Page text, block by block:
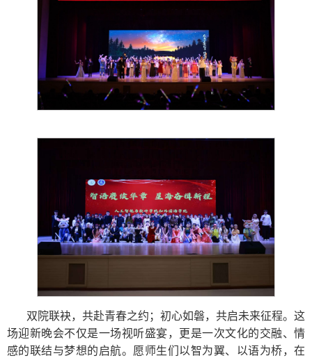
双院联袂，共赴青春之约；初心如磐，共启未来征程。这
场迎新晚会不仅是一场视听盛宴，更是一次文化的交融、情
感的联结与梦想的启航。愿师生们以智为翼、以语为桥，在